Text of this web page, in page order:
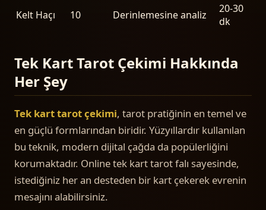
Kelt Haçı
10 Derinlemesine analiz
20-30
dk
Tek Kart Tarot Çekimi Hakkında
Her Şey
Tek kart tarot çekimi, tarot pratiğinin en temel ve
en güçlü formlarından biridir. Yüzyıllardır kullanılan
bu teknik, modern dijital çağda da popülerliğini
korumaktadır. Online tek kart tarot falı sayesinde,
istediğiniz her an desteden bir kart çekerek evrenin
mesajını alabilirsiniz.